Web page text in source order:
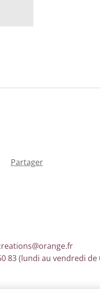
Partager
83 (lundi au vendredi de